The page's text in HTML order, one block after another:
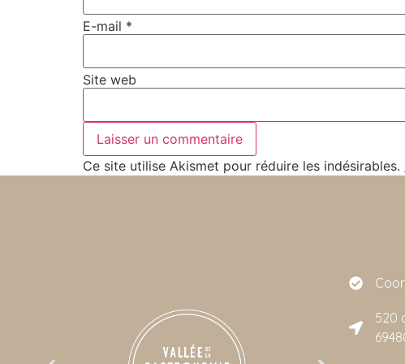
E-mail *
Site web
Ce site utilise Akismet pour réduire les indésirables.
520
est remarquable et son rapport qualité/prix est
imbattable.